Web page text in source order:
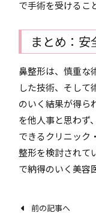
で手術を受けるこ
まとめ：安
鼻整形は、慎重な
した技術、そして
のいく結果が得ら
を他人事と思わず
できるクリニック
整形を検討されて
で納得のいく美容
前の記事へ